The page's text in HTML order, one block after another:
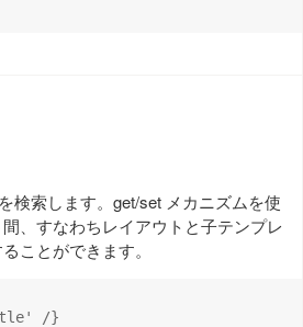
検索します。get/set メカニズムを使
、すなわちレイアウトと子テンプレ
ことができます。
/}